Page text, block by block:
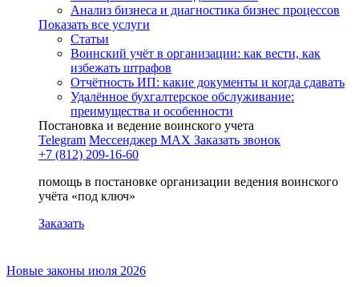
Анализ бизнеса и диагностика бизнес процессов
Показать все услуги
Статьи
Воинский учёт в организации: как вести, как
избежать штрафов
Отчётность ИП: какие документы и когда сдавать
Удалённое бухгалтерское обслуживание:
преимущества и особенности
Постановка и ведение воинского учета
Telegram Мессенджер MAX Заказать звонок
+7 (812) 209-16-60
помощь в постановке организации ведения воинского
учёта «под ключ»
Заказать
Новые законы июля 2026